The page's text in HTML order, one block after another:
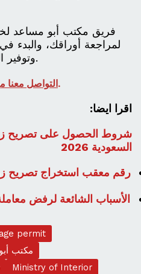
فريق مكتب أبو مساعد
لمراجعة أوراقك، والبدء
وتوفير الدعم الميداني اللازم لملفك.
التواصل معنا مباشرة.
اقرا ايضا:
شروط الحصول على تصريح
السعودية 2026
الأسباب الشائعة لرفض
permit
مكتب
Ministry of Interior